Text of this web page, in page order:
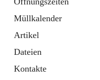
Müllkalender
Artikel
Dateien
Kontakte